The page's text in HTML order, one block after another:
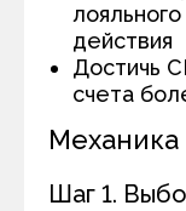
действия
Достичь
счета
Механика
Шаг 1.